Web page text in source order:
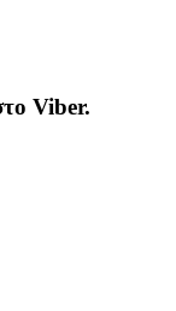
Viber.